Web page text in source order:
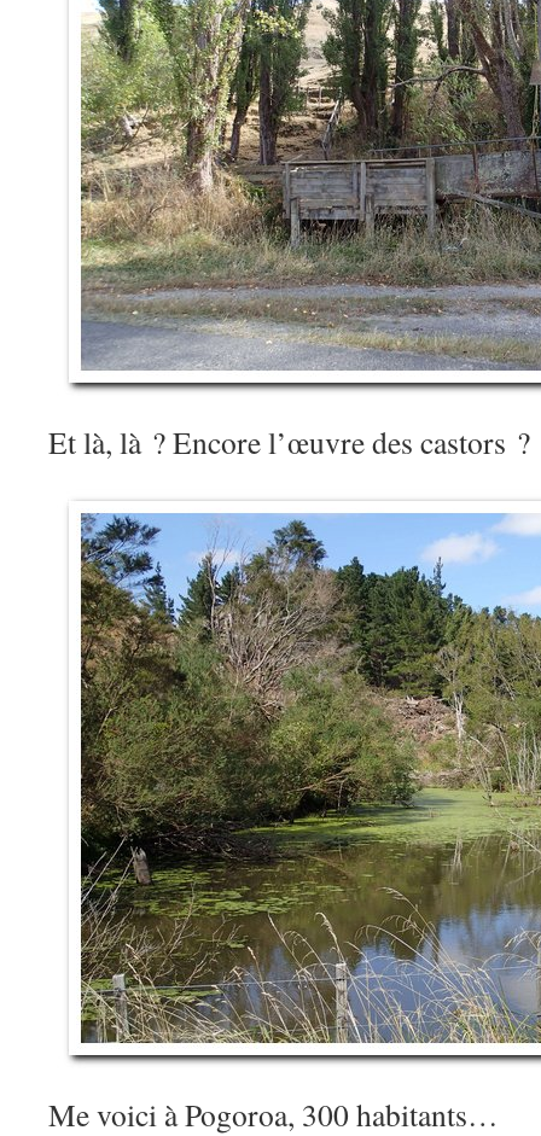
Et là, là ? Encore l’œuvre des castors ?
Me voici à Pogoroa, 300 habitants…